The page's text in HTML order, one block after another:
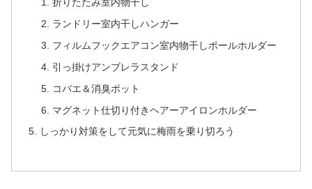
折りたたみ室内物干し
ランドリー室内干しハンガー
フィルムフックエアコン室内物干しポールホルダー
引っ掛けアンブレラスタンド
コバエ＆消臭ポット
マグネット仕切り付きヘアーアイロンホルダー
しっかり対策をして元気に梅雨を乗り切ろう